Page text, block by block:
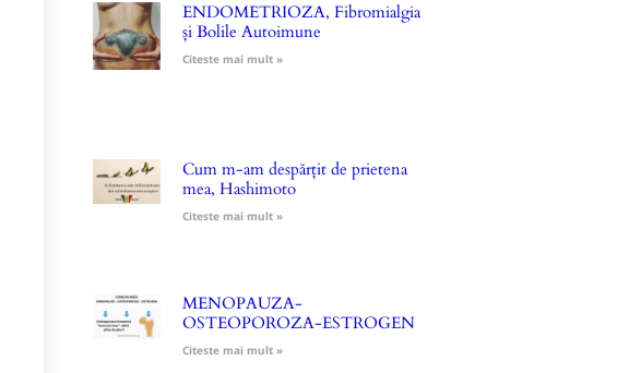
ENDOMETRIOZA, Fibromialgia
și Bolile Autoimune
Citeste mai mult »
Cum m-am despărțit de prietena
mea, Hashimoto
Citeste mai mult »
MENOPAUZA-
OSTEOPOROZA-ESTROGEN
Citeste mai mult »